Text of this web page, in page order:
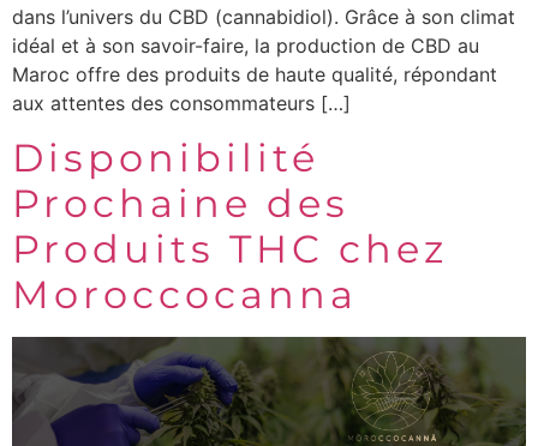
dans l’univers du CBD (cannabidiol). Grâce à son climat
idéal et à son savoir-faire, la production de CBD au
Maroc offre des produits de haute qualité, répondant
aux attentes des consommateurs […]
Disponibilité
Prochaine des
Produits THC chez
Moroccocanna